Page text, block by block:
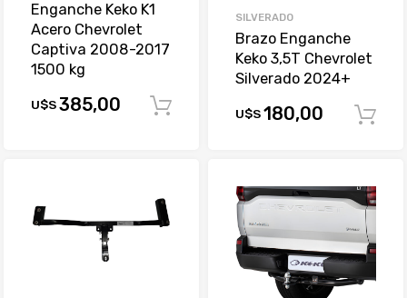
Enganche Keko K1
Acero Chevrolet
Captiva 2008-2017
1500 kg
U$S385,00 Comprar
SILVERADO
Brazo Enganche
Keko 3,5T Chevrolet
Silverado 2024+
U$S180,00